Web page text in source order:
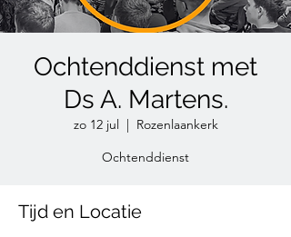
Ochtenddienst met
Ds A. Martens.
zo 12 jul
  |
Rozenlaankerk
Ochtenddienst
Tijd en Locatie